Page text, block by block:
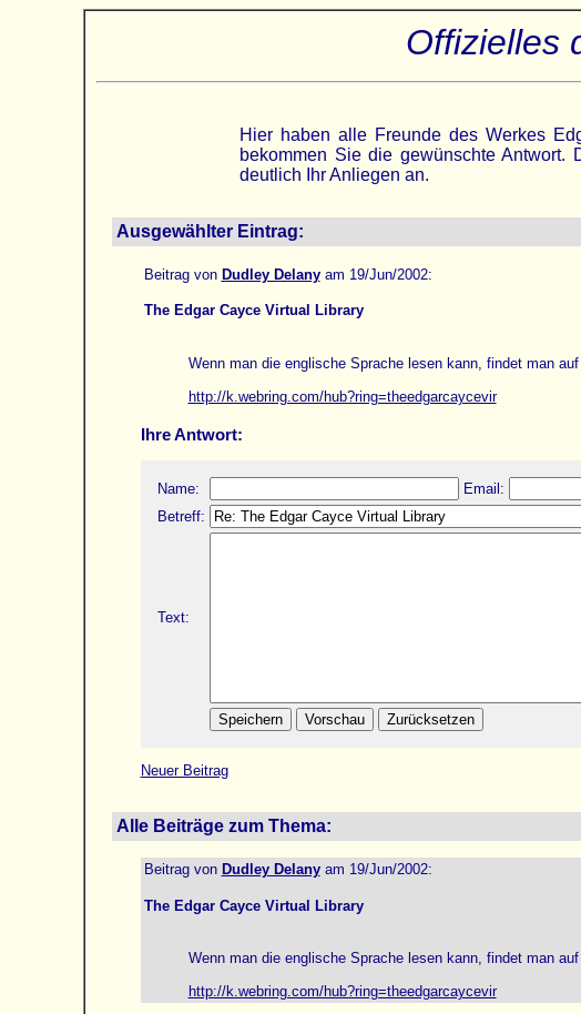
Offizielles
Hier haben alle Freunde des Werkes
bekommen Sie die gewünschte Antwort.
deutlich Ihr Anliegen an.
Ausgewählter Eintrag:
Beitrag von Dudley Delanyam 19/Jun/2002:
The Edgar Cayce Virtual Library
Wenn man die englische Sprache lesen kann, findet man
http://k.webring.com/hub?ring=theedgarcaycevir
Ihre Antwort:
Name:
Email:
Betreff:
Text:
Neuer Beitrag
Alle Beiträge zum Thema:
Beitrag von Dudley Delanyam 19/Jun/2002:
The Edgar Cayce Virtual Library
Wenn man die englische Sprache lesen kann, findet man
http://k.webring.com/hub?ring=theedgarcaycevir